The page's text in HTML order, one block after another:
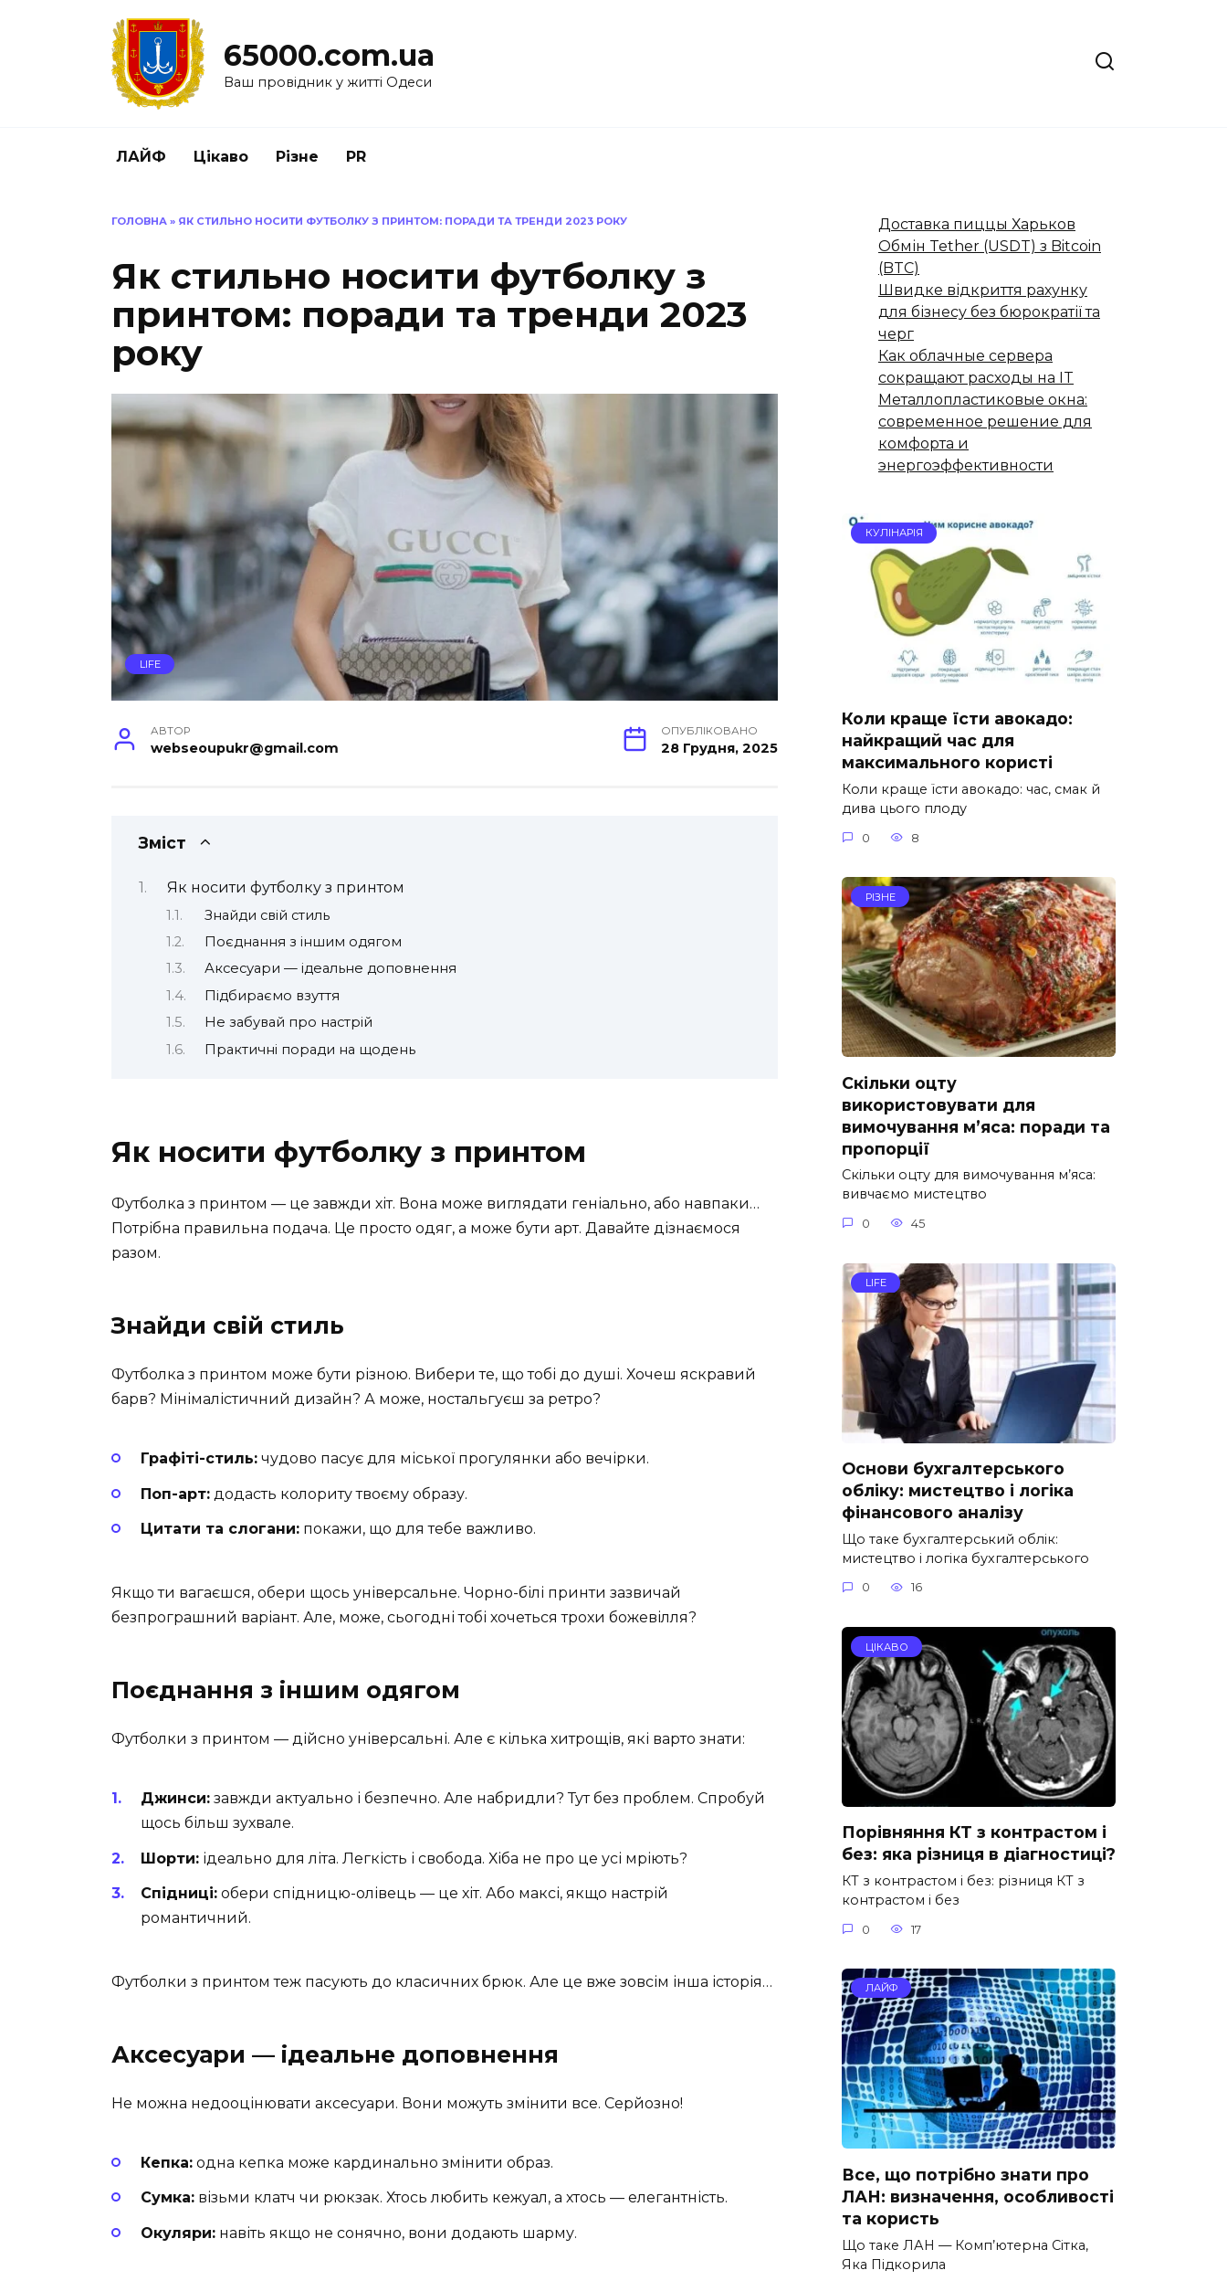
65000.com.ua
Ваш провідник у житті Одеси
ЛАЙФ Цікаво Різне PR
ГОЛОВНА » ЯК СТИЛЬНО НОСИТИ ФУТБОЛКУ З ПРИНТОМ: ПОРАДИ ТА ТРЕНДИ 2023 РОКУ
Як стильно носити футболку з
принтом: поради та тренди 2023
року
LIFE
АВТОР
webseoupukr@gmail.com
ОПУБЛІКОВАНО
28 Грудня, 2025
Зміст
Як носити футболку з принтом
Знайди свій стиль
Поєднання з іншим одягом
Аксесуари — ідеальне доповнення
Підбираємо взуття
Не забувай про настрій
Практичні поради на щодень
Як носити футболку з принтом
Футболка з принтом — це завжди хіт. Вона може виглядати геніально, або навпаки…
Потрібна правильна подача. Це просто одяг, а може бути арт. Давайте дізнаємося
разом.
Знайди свій стиль
Футболка з принтом може бути різною. Вибери те, що тобі до душі. Хочеш яскравий
барв? Мінімалістичний дизайн? А може, ностальгуєш за ретро?
Графіті-стиль: чудово пасує для міської прогулянки або вечірки.
Поп-арт: додасть колориту твоєму образу.
Цитати та слогани: покажи, що для тебе важливо.
Якщо ти вагаєшся, обери щось універсальне. Чорно-білі принти зазвичай
безпрограшний варіант. Але, може, сьогодні тобі хочеться трохи божевілля?
Поєднання з іншим одягом
Футболки з принтом — дійсно універсальні. Але є кілька хитрощів, які варто знати:
Джинси: завжди актуально і безпечно. Але набридли? Тут без проблем. Спробуй
щось більш зухвале.
Шорти: ідеально для літа. Легкість і свобода. Хіба не про це усі мріють?
Спідниці: обери спідницю-олівець — це хіт. Або максі, якщо настрій
романтичний.
Футболки з принтом теж пасують до класичних брюк. Але це вже зовсім інша історія…
Аксесуари — ідеальне доповнення
Не можна недооцінювати аксесуари. Вони можуть змінити все. Серйозно!
Кепка: одна кепка може кардинально змінити образ.
Сумка: візьми клатч чи рюкзак. Хтось любить кежуал, а хтось — елегантність.
Окуляри: навіть якщо не сонячно, вони додають шарму.
Доставка пиццы Харьков
Обмін Tether (USDT) з Bitcoin
(BTC)
Швидке відкриття рахунку
для бізнесу без бюрократії та
черг
Как облачные сервера
сокращают расходы на IT
Металлопластиковые окна:
современное решение для
комфорта и
энергоэффективности
КУЛІНАРІЯ
Коли краще їсти авокадо:
найкращий час для
максимального користі
Коли краще їсти авокадо: час, смак й
дива цього плоду
0 8
РІЗНЕ
Скільки оцту
використовувати для
вимочування м’яса: поради та
пропорції
Скільки оцту для вимочування м’яса:
вивчаємо мистецтво
0 45
LIFE
Основи бухгалтерського
обліку: мистецтво і логіка
фінансового аналізу
Що таке бухгалтерський облік:
мистецтво і логіка бухгалтерського
0 16
ЦІКАВО
Порівняння КТ з контрастом і
без: яка різниця в діагностиці?
КТ з контрастом і без: різниця КТ з
контрастом і без
0 17
ЛАЙФ
Все, що потрібно знати про
ЛАН: визначення, особливості
та користь
Що таке ЛАН — Комп’ютерна Сітка,
Яка Підкорила